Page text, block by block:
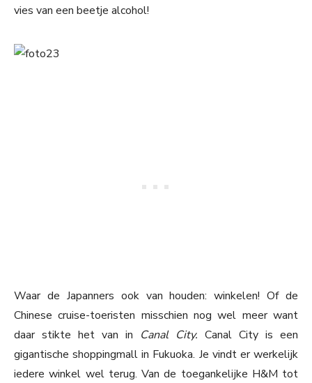
vies van een beetje alcohol!
Waar de Japanners ook van houden: winkelen! Of de
Chinese cruise-toeristen misschien nog wel meer want
daar stikte het van in Canal City. Canal City is een
gigantische shoppingmall in Fukuoka. Je vindt er werkelijk
iedere winkel wel terug. Van de toegankelijke H&M tot